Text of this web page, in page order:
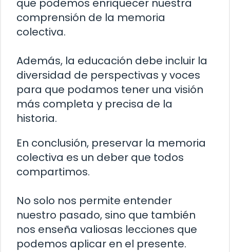
que podemos enriquecer nuestra
comprensión de la memoria
colectiva.
Además, la educación debe incluir la
diversidad de perspectivas y voces
para que podamos tener una visión
más completa y precisa de la
historia.
En conclusión, preservar la memoria
colectiva es un deber que todos
compartimos.
No solo nos permite entender
nuestro pasado, sino que también
nos enseña valiosas lecciones que
podemos aplicar en el presente.